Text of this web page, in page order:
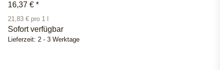
16,37 € *
21,83 € pro 1 l
Sofort verfügbar
Lieferzeit: 2 - 3 Werktage